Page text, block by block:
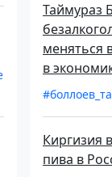
Таймураз
меняться
в
Киргизия
пива в